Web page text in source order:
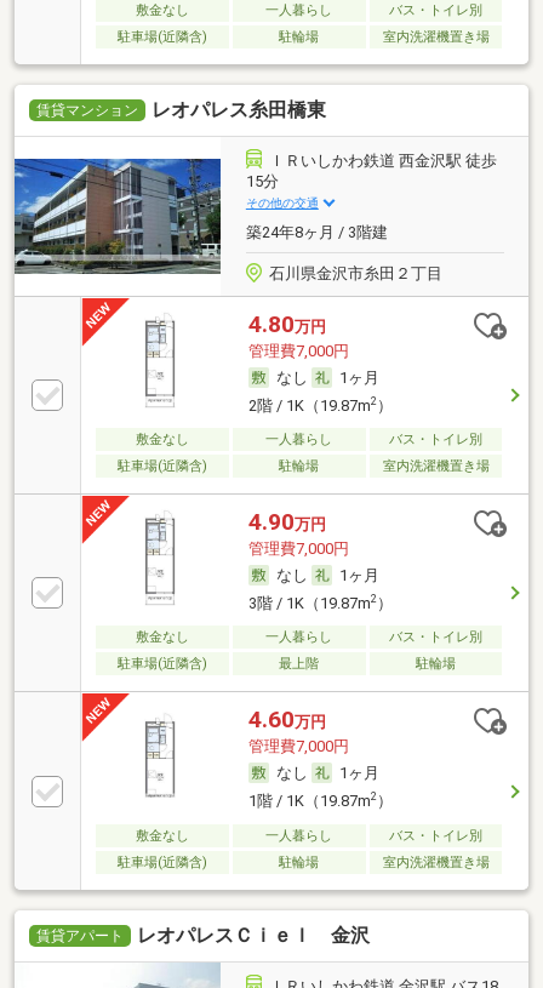
敷金なし 一人暮らし
バス・トイレ別
駐車場(近隣含)
駐輪場 室内洗濯機置き場
賃貸マンション レオパレス糸田橋東
ＩＲいしかわ鉄道 西金沢駅 徒歩
15分
その他の交通
築24年8ヶ月 / 3階建
石川県金沢市糸田２丁目
4.80万円
管理費7,000円
なし
1ヶ月
2階 / 1K（19.87m2）
敷金なし 一人暮らし
バス・トイレ別
駐車場(近隣含)
駐輪場 室内洗濯機置き場
4.90万円
管理費7,000円
なし
1ヶ月
3階 / 1K（19.87m2）
敷金なし 一人暮らし
バス・トイレ別
駐車場(近隣含)
最上階 駐輪場
4.60万円
管理費7,000円
なし
1ヶ月
1階 / 1K（19.87m2）
敷金なし 一人暮らし
バス・トイレ別
駐車場(近隣含)
駐輪場 室内洗濯機置き場
賃貸アパート レオパレスＣｉｅｌ 金沢